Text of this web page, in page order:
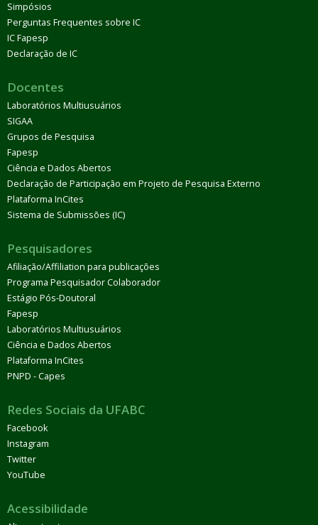
Simpósios
Perguntas Frequentes sobre IC
IC Fapesp
Declaração de IC
Docentes
Laboratórios Multiusuários
SIGAA
Grupos de Pesquisa
Fapesp
Ciência e Dados Abertos
Declaração de Participação em Projeto de Pesquisa Externo
Plataforma InCites
Sistema de Submissões (IC)
Pesquisadores
Afiliação/Affiliation para publicações
Programa Pesquisador Colaborador
Estágio Pós-Doutoral
Fapesp
Laboratórios Multiusuários
Ciência e Dados Abertos
Plataforma InCites
PNPD - Capes
Redes Sociais da UFABC
Facebook
Instagram
Twitter
YouTube
Acessibilidade